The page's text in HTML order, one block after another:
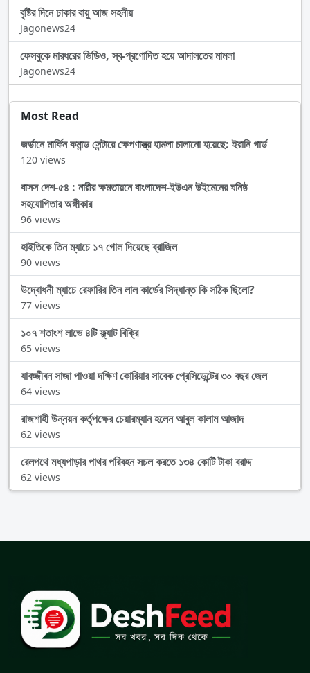
বৃষ্টির দিনে ঢাকার বায়ু আজ সহনীয়
Jagonews24
ফেসবুকে মারধরের ভিডিও, স্ব-প্রণোদিত হয়ে আদালতের মামলা
Jagonews24
Most Read
জর্ডানে মার্কিন কমান্ড সেন্টারে ক্ষেপণাস্ত্র হামলা চালানো হয়েছে: ইরানি গার্ড
120 views
বাসস দেশ-৫৪ : নারীর ক্ষমতায়নে বাংলাদেশ-ইউএন উইমেনের ঘনিষ্ঠ
সহযোগিতার অঙ্গীকার
96 views
হাইতিকে তিন ম্যাচে ১৭ গোল দিয়েছে ব্রাজিল
90 views
উদ্বোধনী ম্যাচে রেফারির তিন লাল কার্ডের সিদ্ধান্ত কি সঠিক ছিলো?
77 views
১০৭ শতাংশ লাভে ৪টি ফ্ল্যাট বিক্রি
65 views
যাবজ্জীবন সাজা পাওয়া দক্ষিণ কোরিয়ার সাবেক প্রেসিডেন্টের ৩০ বছর জেল
64 views
রাজশাহী উন্নয়ন কর্তৃপক্ষের চেয়ারম্যান হলেন আবুল কালাম আজাদ
62 views
রেলপথে মধ্যপাড়ার পাথর পরিবহন সচল করতে ১৩৪ কোটি টাকা বরাদ্দ
62 views